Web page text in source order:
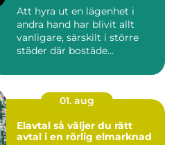
Att hyra ut en lägenhet i
andra hand har blivit allt
vanligare, särskilt i större
städer där bostäde...
01. aug
Elavtal så väljer du rätt
avtal i en rörlig elmarknad